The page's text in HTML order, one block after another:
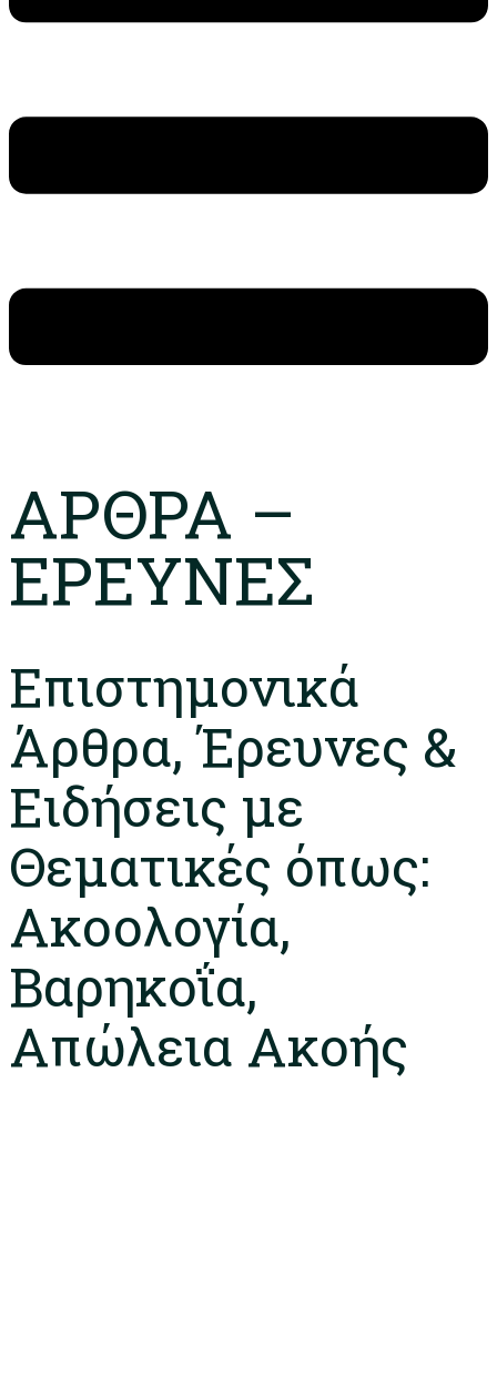
ΑΡΘΡΑ –
ΕΡΕΥΝΕΣ
Επιστημονικά
Άρθρα, Έρευνες &
Ειδήσεις με
Θεματικές όπως:
Ακοολογία,
Βαρηκοΐα,
Απώλεια Ακοής